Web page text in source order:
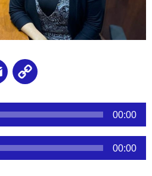
Email
00:00
00:00